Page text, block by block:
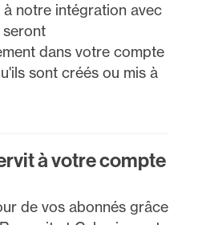
notre intégration avec
dans votre compte
sont créés ou mis à
à votre compte
de vos abonnés grâce